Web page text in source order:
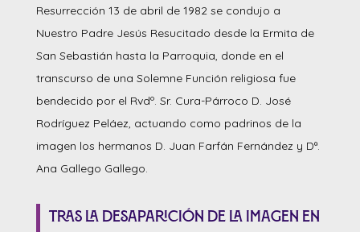
Resurrección 13 de abril de 1982 se condujo a
Nuestro Padre Jesús Resucitado desde la Ermita de
San Sebastián hasta la Parroquia, donde en el
transcurso de una Solemne Función religiosa fue
bendecido por el Rvdº. Sr. Cura-Párroco D. José
Rodríguez Peláez, actuando como padrinos de la
imagen los hermanos D. Juan Farfán Fernández y Dª.
Ana Gallego Gallego.
Tras la desaparición de la imagen en